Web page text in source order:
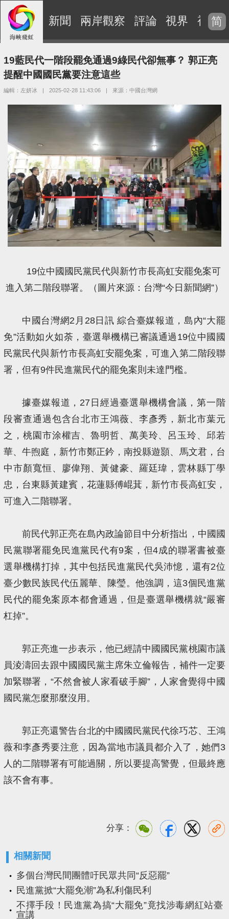
新聞 兩岸觀察 評論 視界 視頻
简
19藍民代一階段罷免通過9綠民代卻無事？ 郭正亮
提醒中國國民黨要注意這些
編輯：左妍冰 | 2025-02-28 11:43:06 | 來源：中國台灣網
19位中國國民黨民代與新竹市長高虹安罷免案可
進入第二階段聯署。（圖片來源：台灣“今日新聞網”）
中國台灣網2月28日訊 綜合臺媒報道，島內“大罷
免”活動如火如荼，臺選舉機構已審議通過19位中國國
民黨民代與新竹市長高虹安罷免案，可進入第二階段聯
署，但有9件民進黨民代的罷免案則未達門檻。
據臺媒報道，27日經過臺選舉機構會議，第一階
段審查通過包含台北市王鴻薇、李彥秀，新北市葉元
之，桃園市涂權吉、魯明哲、萬美玲、呂玉玲、邱若
華、牛煦庭，新竹市鄭正鈐，南投縣遊顥、馬文君，台
中市顏寬恒、廖偉翔、黃健豪、羅廷瑋，雲林縣丁學
忠，台東縣黃建賓，花蓮縣傅崐萁，新竹市長高虹安，
可進入二階聯署。
前民代郭正亮在島內政論節目中分析指出，中國國
民黨聯署罷免民進黨民代有9案，但4成的聯署書被臺
選舉機構打掉，其中包括民進黨民代吳沛憶，還有2位
臺少數民族民代伍麗華、陳瑩。他強調，這3個民進黨
民代的罷免案原本都會通過，但是臺選舉機構就“嚴審
杠掉”。
郭正亮進一步表示，他已經請中國國民黨桃園市議
員淩濤回去跟中國國民黨主席朱立倫報告，補件一定要
加緊聯署，“不然會被人家看破手腳”，人家會覺得中國
國民黨怎麼那麼沒用。
郭正亮還警告台北的中國國民黨民代徐巧芯、王鴻
薇和李彥秀要注意，因為當地市議員都介入了，她們3
人的二階聯署有可能過關，所以要提高警覺，但最終應
該不會有事。
分享：
相關新聞
多個台灣民間團體吁民眾共同“反惡罷”
民進黨掀“大罷免潮”為私利傷民利
不擇手段！民進黨為搞“大罷免”竟找涉毒網紅站臺
宣講